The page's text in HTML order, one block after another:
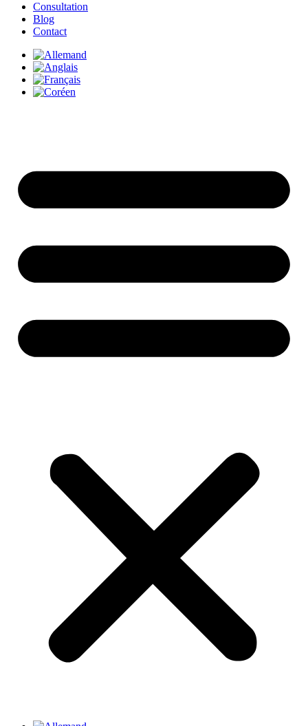
Consultation
Blog
Contact